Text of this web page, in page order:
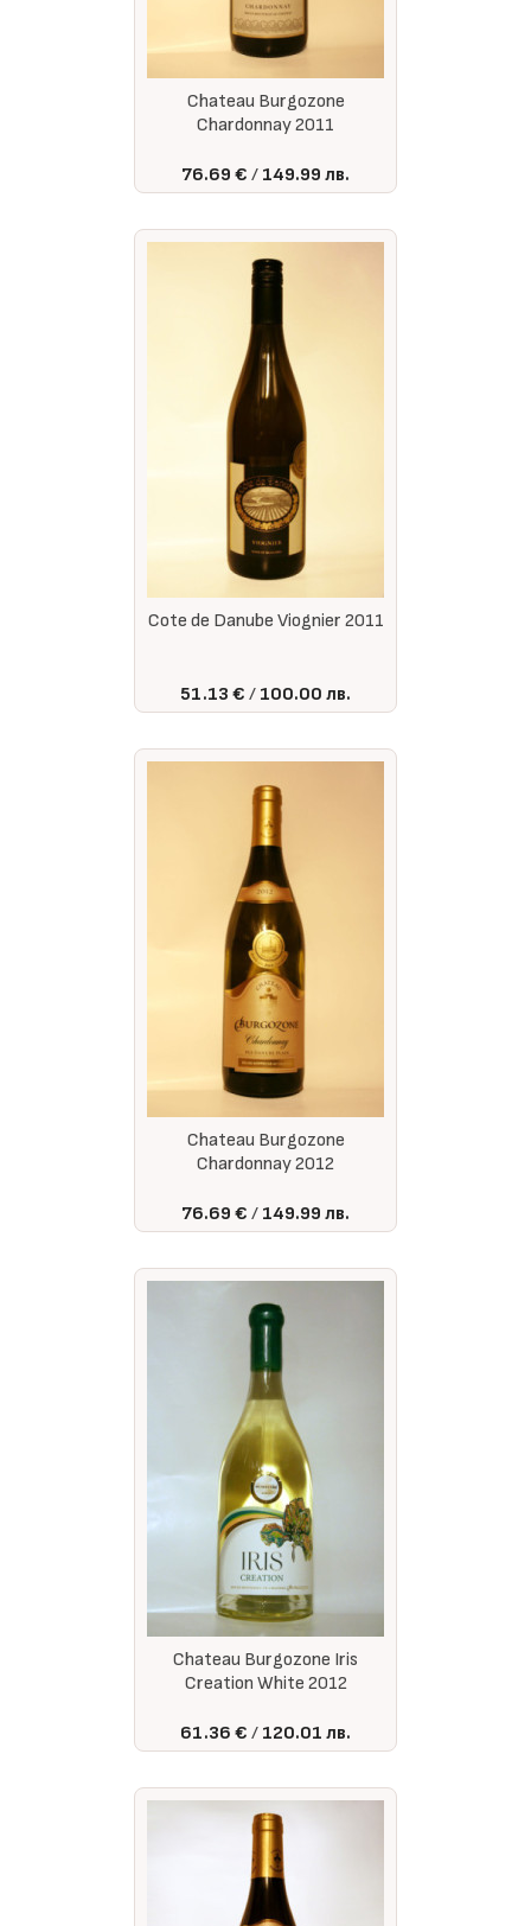
Chateau Burgozone
Chardonnay 2011
76.69 € 149.99 лв.
Cote de Danube Viognier 2011
51.13 € 100.00 лв.
Chateau Burgozone
Chardonnay 2012
76.69 € 149.99 лв.
Chateau Burgozone Iris
Creation White 2012
61.36 € 120.01 лв.